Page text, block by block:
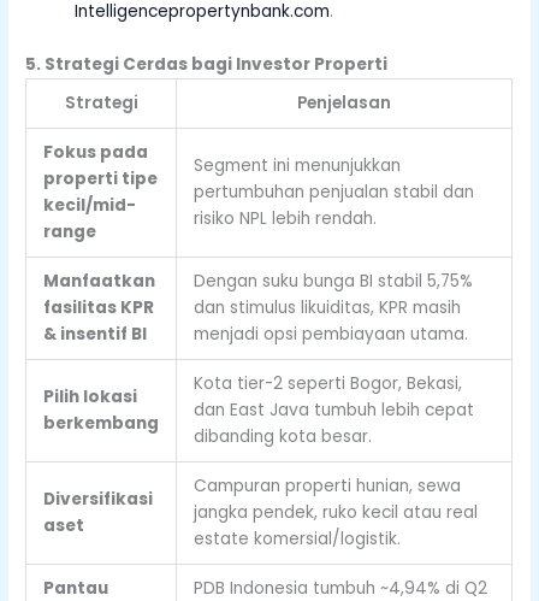
Intelligencepropertynbank.com.
5. Strategi Cerdas bagi Investor Properti
Strategi
Penjelasan
Fokus pada
properti tipe
kecil/mid-
range
Segment ini menunjukkan
pertumbuhan penjualan stabil dan
risiko NPL lebih rendah.
Manfaatkan
fasilitas KPR
& insentif BI
Dengan suku bunga BI stabil 5,75%
dan stimulus likuiditas, KPR masih
menjadi opsi pembiayaan utama.
Pilih lokasi
berkembang
Kota tier-2 seperti Bogor, Bekasi,
dan East Java tumbuh lebih cepat
dibanding kota besar.
Diversifikasi
aset
Campuran properti hunian, sewa
jangka pendek, ruko kecil atau real
estate komersial/logistik.
Pantau
PDB Indonesia tumbuh ~4,94% di Q2